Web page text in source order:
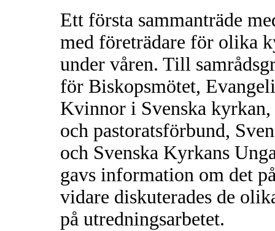
Ett första sammanträde
med företrädare för olika
under våren. Till
för Biskopsmötet,
Kvinnor i Svenska
och pastoratsförbund,
och Svenska Kyrkans
gavs information om det
vidare diskuterades de
på utredningsarbetet.